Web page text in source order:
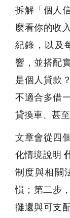
拆解「個人
麼看你的收
紀錄，以及
響，並搭配
是個人貸款
不適合多借
貸換車、甚
文章會從四
化情境說明
制度與相關
慣；第二步
攤還與可支